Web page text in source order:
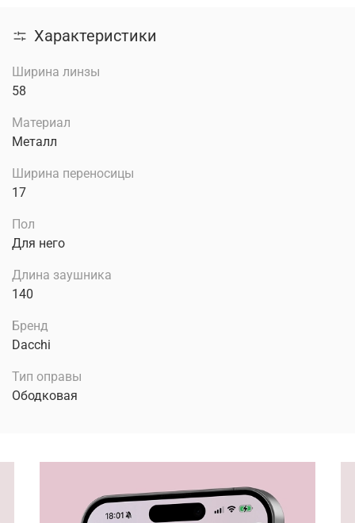
Характеристики
Ширина линзы
58
Материал
Металл
Ширина переносицы
17
Пол
Для него
Длина заушника
140
Бренд
Dacchi
Тип оправы
Ободковая